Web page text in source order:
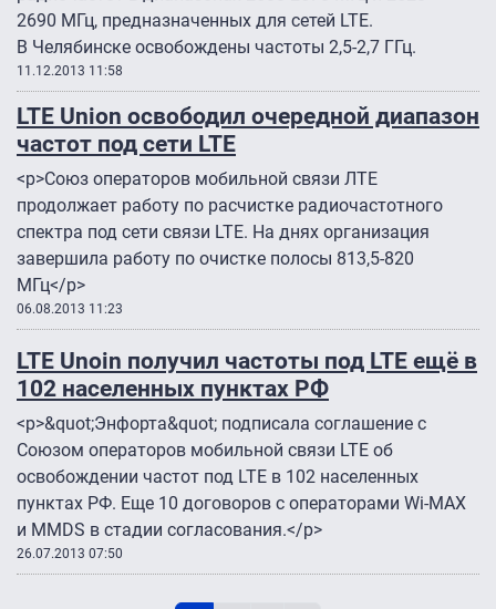
2690 МГц, предназначенных для сетей LTE.
В Челябинске освобождены частоты 2,5-2,7 ГГц.
11.12.2013 11:58
LTE Union освободил очередной диапазон
частот под сети LTE
<p>Союз операторов мобильной связи ЛТЕ
продолжает работу по расчистке радиочастотного
спектра под сети связи LTE. На днях организация
завершила работу по очистке полосы 813,5-820
МГц</p>
06.08.2013 11:23
LTE Unoin получил частоты под LTE ещё в
102 населенных пунктах РФ
<p>&quot;Энфорта&quot; подписала соглашение с
Союзом операторов мобильной связи LTE об
освобождении частот под LTE в 102 населенных
пунктах РФ. Еще 10 договоров с операторами Wi-MAX
и MMDS в стадии согласования.</p>
26.07.2013 07:50